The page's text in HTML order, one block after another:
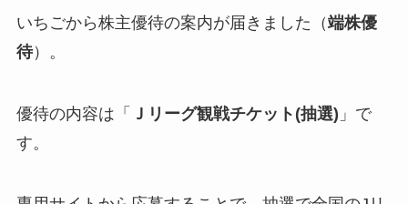
いちごから株主優待の案内が届きました（端株優
待）。
優待の内容は「 Ｊリーグ観戦チケット(抽選) 」で
す。